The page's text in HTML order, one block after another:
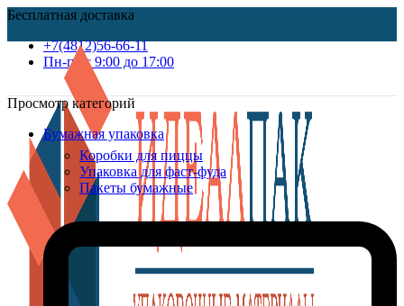
Бесплатная доставка
+7(4812)56-66-11
Пн-пт c 9:00 до 17:00
Просмотр категорий
Бумажная упаковка
Коробки для пиццы
Упаковка для фаст-фуда
Пакеты бумажные